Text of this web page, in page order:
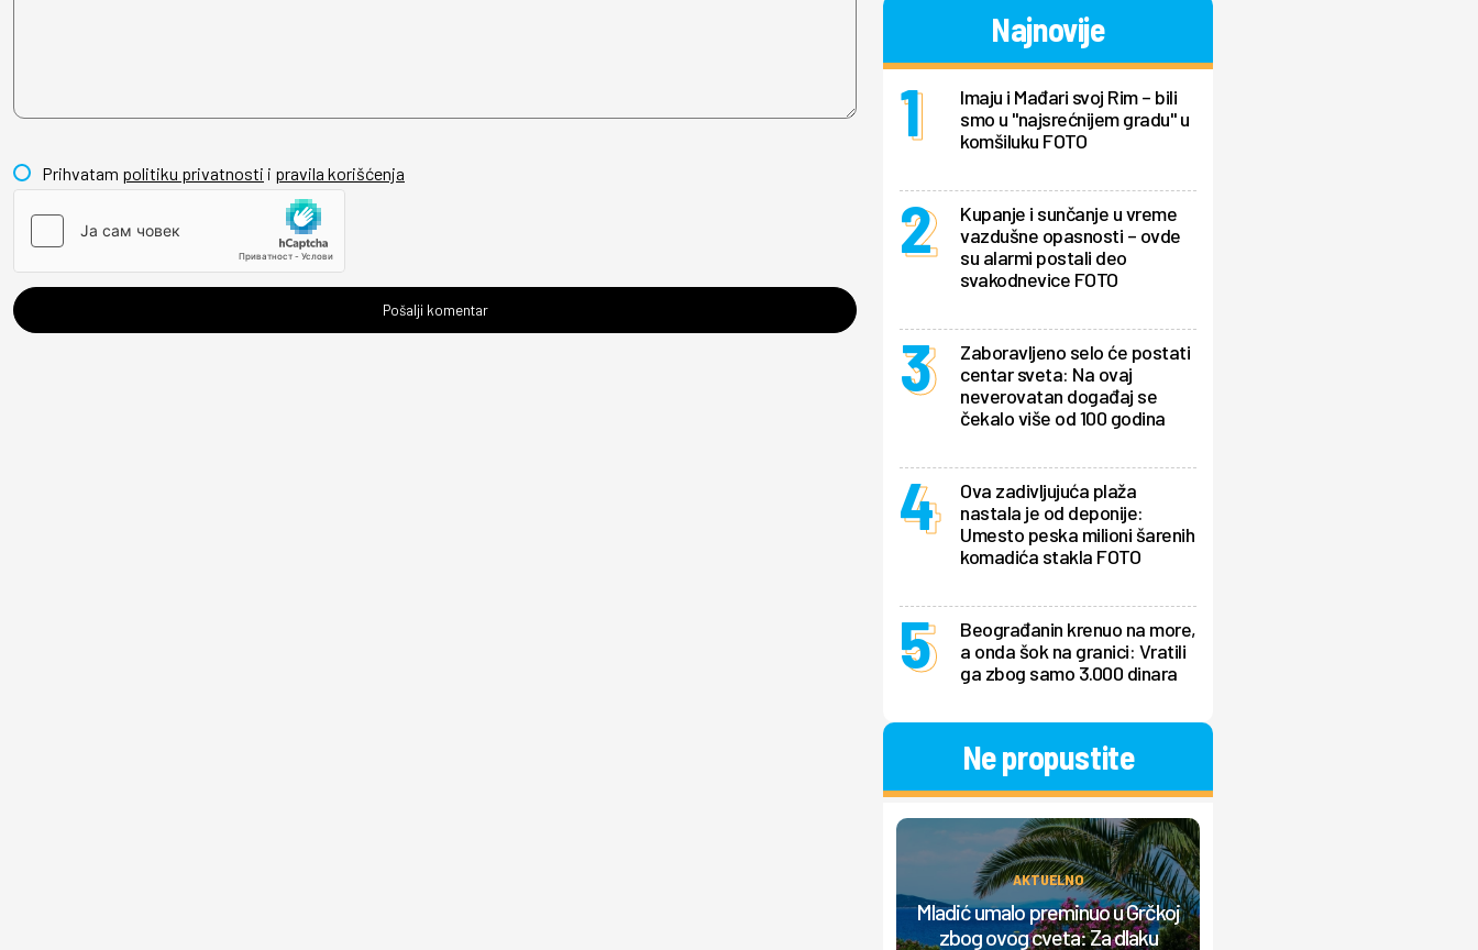
Prihvatam politiku privatnosti i pravila korišćenja
Pošalji komentar
Najnovije
Imaju i Mađari svoj Rim – bili
smo u "najsrećnijem gradu" u
komšiluku FOTO
Kupanje i sunčanje u vreme
vazdušne opasnosti – ovde
su alarmi postali deo
svakodnevice FOTO
Zaboravljeno selo će postati
centar sveta: Na ovaj
neverovatan događaj se
čekalo više od 100 godina
Ova zadivljujuća plaža
nastala je od deponije:
Umesto peska milioni šarenih
komadića stakla FOTO
Beograđanin krenuo na more,
a onda šok na granici: Vratili
ga zbog samo 3.000 dinara
Ne propustite
AKTUELNO
Mladić umalo preminuo u Grčkoj
zbog ovog cveta: Za dlaku